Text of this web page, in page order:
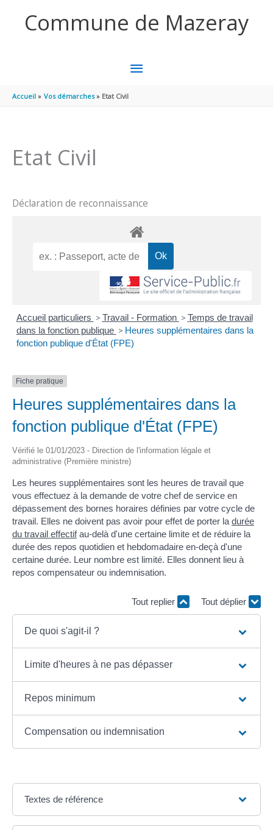
Commune de Mazeray
MENU
PRINCIPAL
Accueil Vos démarches Etat Civil
Etat Civil
Déclaration de reconnaissance
Accueil particuliers > Travail - Formation > Temps de travail
dans la fonction publique > Heures supplémentaires dans la
fonction publique d'État (FPE)
Fiche pratique
Heures supplémentaires dans la
fonction publique d'État (FPE)
Vérifié le 01/01/2023 - Direction de l'information légale et
administrative (Première ministre)
Les heures supplémentaires sont les heures de travail que
vous effectuez à la demande de votre chef de service en
dépassement des bornes horaires définies par votre cycle de
travail. Elles ne doivent pas avoir pour effet de porter la durée
du travail effectifau-delà d'une certaine limite et de réduire la
durée des repos quotidien et hebdomadaire en-deçà d'une
certaine durée. Leur nombre est limité. Elles donnent lieu à
repos compensateur ou indemnisation.
Tout replier Tout déplier
De quoi s'agit-il ?
Limite d'heures à ne pas dépasser
Repos minimum
Compensation ou indemnisation
Textes de référence